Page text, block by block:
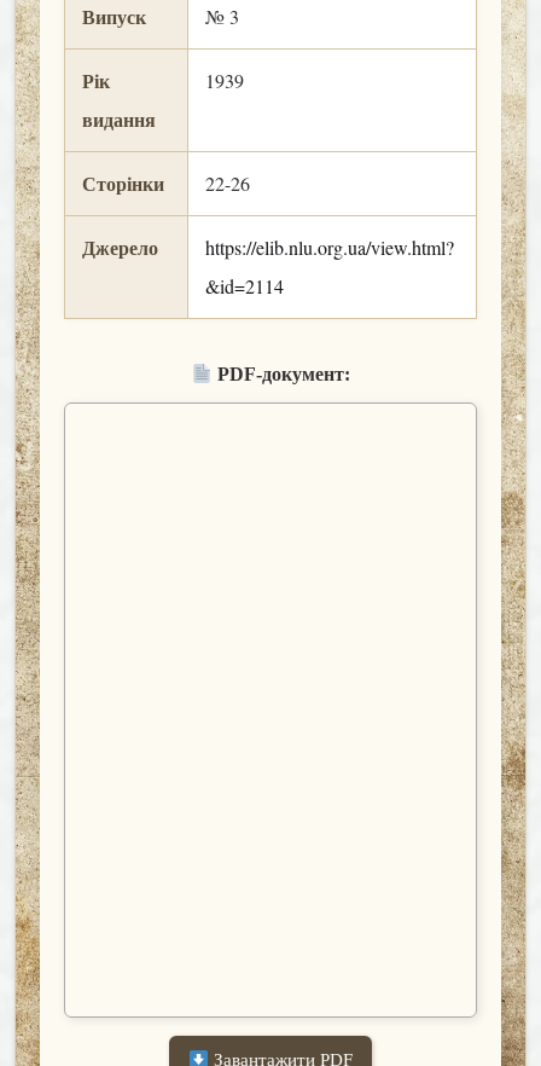
Випуск № 3
Рік
видання
1939
Сторінки 22-26
Джерело
https://elib.nlu.org.ua/view.html?
&id=2114
PDF-документ:
Завантажити PDF